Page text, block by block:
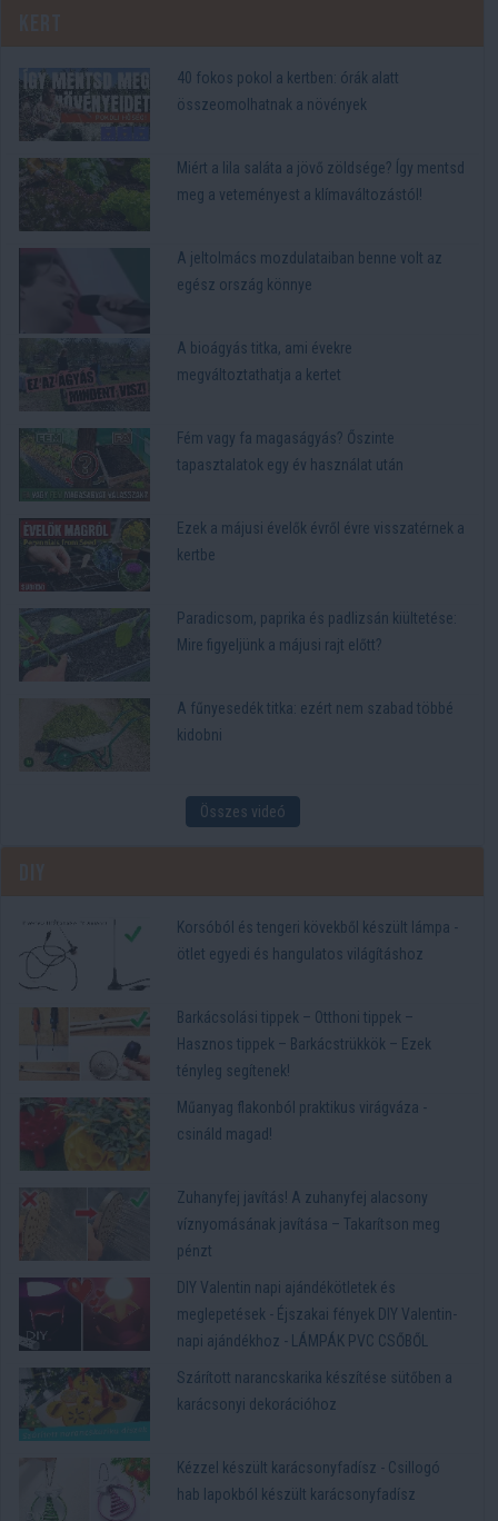
40 fokos pokol a kertben: órák alatt
összeomolhatnak a növények
Miért a lila saláta a jövő zöldsége? Így mentsd
meg a veteményest a klímaváltozástól!
A jeltolmács mozdulataiban benne volt az
egész ország könnye
A bioágyás titka, ami évekre
megváltoztathatja a kertet
Fém vagy fa magaságyás? Őszinte
tapasztalatok egy év használat után
Ezek a májusi évelők évről évre visszatérnek a
kertbe
Paradicsom, paprika és padlizsán kiültetése:
Mire figyeljünk a májusi rajt előtt?
A fűnyesedék titka: ezért nem szabad többé
kidobni
Összes videó
Korsóból és tengeri kövekből készült lámpa -
ötlet egyedi és hangulatos világításhoz
Barkácsolási tippek – Otthoni tippek –
Hasznos tippek – Barkácstrükkök – Ezek
tényleg segítenek!
Műanyag flakonból praktikus virágváza -
csináld magad!
Zuhanyfej javítás! A zuhanyfej alacsony
víznyomásának javítása – Takarítson meg
pénzt
DIY Valentin napi ajándékötletek és
meglepetések - Éjszakai fények DIY Valentin-
napi ajándékhoz - LÁMPÁK PVC CSŐBŐL
Szárított narancskarika készítése sütőben a
karácsonyi dekorációhoz
Kézzel készült karácsonyfadísz - Csillogó
hab lapokból készült karácsonyfadísz